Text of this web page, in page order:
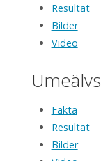
Resultat
Bilder
Video
Fakta
Resultat
Bilder